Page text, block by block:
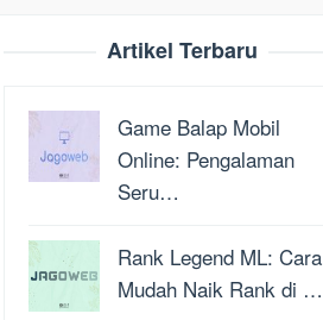
Artikel Terbaru
Game Balap Mobil
Online: Pengalaman
Seru…
Rank Legend ML: Cara
Mudah Naik Rank di …